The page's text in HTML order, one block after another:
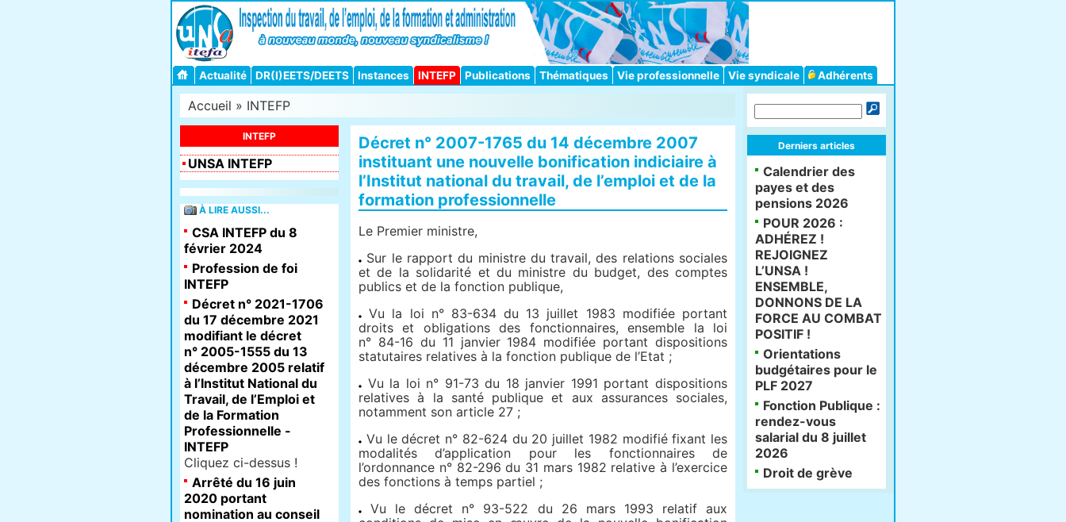
Actualité DR(I)EETS/DEETS Instances INTEFP Publications Thématiques Vie professionnelle Vie syndicale Adhérents
Accueil » INTEFP
Décret n° 2007-1765 du 14 décembre 2007
instituant une nouvelle bonification indiciaire à
l’Institut national du travail, de l’emploi et de la
formation professionnelle
Le Premier ministre,
Sur le rapport du ministre du travail, des relations sociales
et de la solidarité et du ministre du budget, des comptes
publics et de la fonction publique,
Vu la loi n° 83-634 du 13 juillet 1983 modifiée portant
droits et obligations des fonctionnaires, ensemble la loi
n° 84-16 du 11 janvier 1984 modifiée portant dispositions
statutaires relatives à la fonction publique de l’Etat ;
Vu la loi n° 91-73 du 18 janvier 1991 portant dispositions
relatives à la santé publique et aux assurances sociales,
notamment son article 27 ;
Vu le décret n° 82-624 du 20 juillet 1982 modifié fixant les
modalités d’application pour les fonctionnaires de
l’ordonnance n° 82-296 du 31 mars 1982 relative à l’exercice
des fonctions à temps partiel ;
Vu le décret n° 93-522 du 26 mars 1993 relatif aux
INTEFP
UNSA INTEFP
À LIRE AUSSI...
CSA INTEFP du 8
février 2024
Profession de foi
INTEFP
Décret n° 2021-1706
du 17 décembre 2021
modifiant le décret
n° 2005-1555 du 13
décembre 2005 relatif
à l’Institut National du
Travail, de l’Emploi et
de la Formation
Professionnelle -
INTEFP
Cliquez ci-dessus !
Arrêté du 16 juin
2020 portant
nomination au conseil
Derniers articles
Calendrier des
payes et des
pensions 2026
POUR 2026 :
ADHÉREZ !
REJOIGNEZ
L’UNSA !
ENSEMBLE,
DONNONS DE LA
FORCE AU COMBAT
POSITIF !
Orientations
budgétaires pour le
PLF 2027
Fonction Publique :
rendez-vous
salarial du 8 juillet
2026
Droit de grève